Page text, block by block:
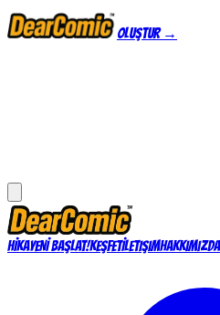
Oluştur →
HİKAYENİ BAŞLAT!KEŞFETİLETIŞIMHAKKIMIZDA